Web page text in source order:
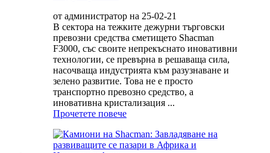
от администратор на 25-02-21
В сектора на тежките дежурни търговски
превозни средства сметището Shacman
F3000, със своите непрекъснато иновативни
технологии, се превърна в решаваща сила,
насочваща индустрията към разузнаване и
зелено развитие. Това не е просто
транспортно превозно средство, а
иновативна кристализация ...
Прочетете повече